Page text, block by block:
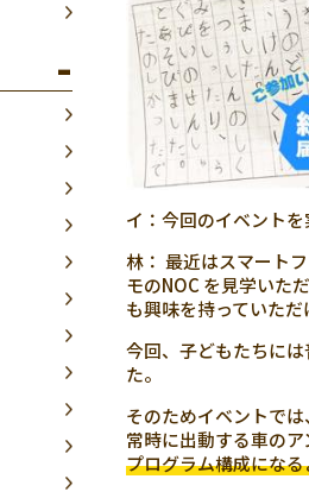
イ：今回のイベント
林： 最近はスマート
モのNOC を見学いた
も興味を持っていた
今回、子どもたちに
た。
そのためイベントで
常時に出動する車のア
プログラム構成にな